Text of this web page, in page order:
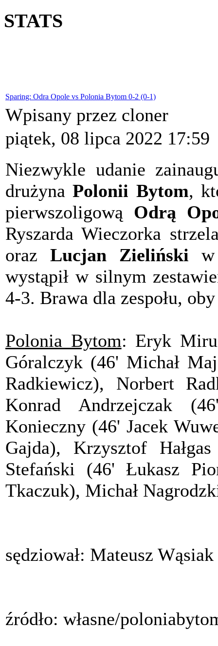
STATS
Sparing: Odra Opole vs Polonia Bytom 0-2 (0-1)
Wpisany przez cloner
piątek, 08 lipca 2022 17:59
Niezwykle udanie
drużynaPolonii Bytom,
pierwszoligową Odrą
Ryszarda Wieczorka
orazLucjan Zieliński w
wystąpił w silnym
4-3. Brawa dla zespołu,
Polonia Bytom: Eryk
Góralczyk (46' Michał
Radkiewicz), Norbert
Konrad Andrzejczak
Konieczny (46' Jacek
Gajda), Krzysztof
Stefański (46' Łukasz
Tkaczuk), Michał
sędziował: Mateusz
źródło: własne/